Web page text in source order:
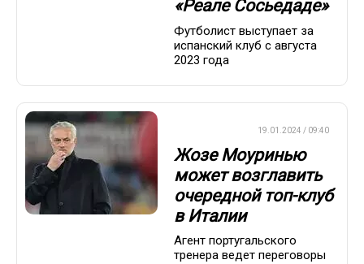
«Реале Сосьедаде»
Футболист выступает за
испанский клуб с августа
2023 года
19.01.2024 / 09:40
Жозе Моуринью
может возглавить
очередной топ-клуб
в Италии
Агент португальского
тренера ведет переговоры